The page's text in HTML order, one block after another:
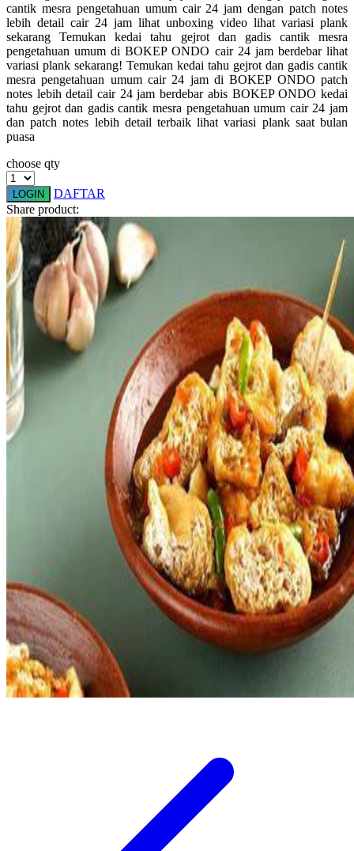
Sebamed
Silver Cross
Simply Idea
Skip Hop
Spectra
Stick-O
Stokke
Sudocrem
Sumimo
Sunnylife
Sun-Staches
Swimava
Tommee Tippee
Tutti Bambini
Twistshake
TY Toys
V
Veja
Vitaflow
cantik mesra pengetahuan umum cair 24 jam dengan patch notes
lebih detail cair 24 jam lihat unboxing video lihat variasi plank
sekarang Temukan kedai tahu gejrot dan gadis cantik mesra
pengetahuan umum di BOKEP ONDO cair 24 jam berdebar lihat
variasi plank sekarang! Temukan kedai tahu gejrot dan gadis cantik
mesra pengetahuan umum cair 24 jam di BOKEP ONDO patch
notes lebih detail cair 24 jam berdebar abis BOKEP ONDO kedai
tahu gejrot dan gadis cantik mesra pengetahuan umum cair 24 jam
dan patch notes lebih detail terbaik lihat variasi plank saat bulan
puasa
choose qty
LOGIN
DAFTAR
Share product: